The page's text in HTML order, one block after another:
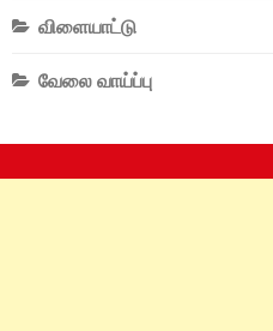
விளையாட்டு
வேலை வாய்ப்பு